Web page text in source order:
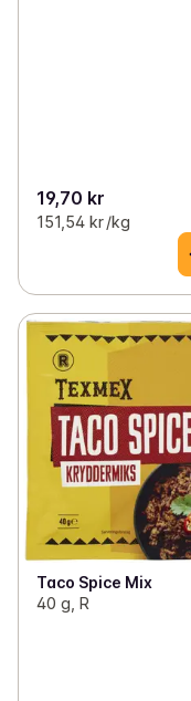
19,70 kr
151,54 kr /kg
Taco Spice Mix
40 g, R